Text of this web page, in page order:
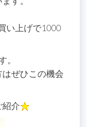
い上げで1000
。
ぜひこの機会
介